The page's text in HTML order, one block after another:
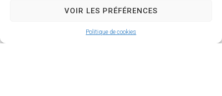
VOIR LES PRÉFÉRENCES
Politique de cookies